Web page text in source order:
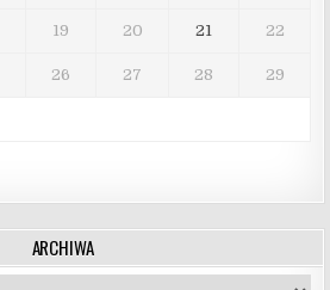
19 20 21 22
26 27 28 29
ARCHIWA